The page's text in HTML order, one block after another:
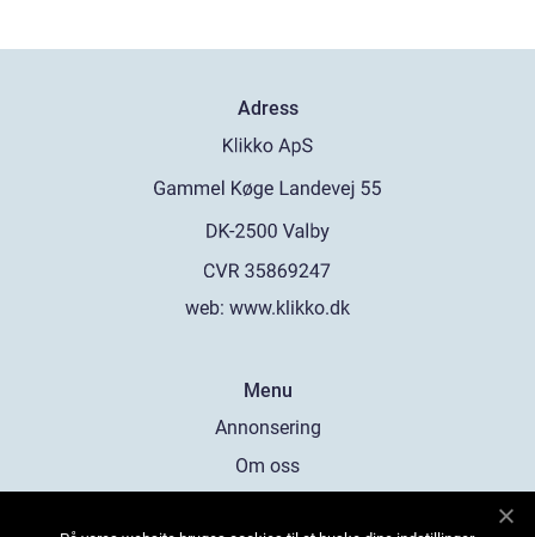
Adress
web: www.klikko.dk
Menu
Annonsering
Om oss